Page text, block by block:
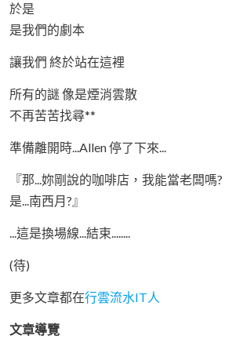
於是
是我們的劇本
讓我們 終於站在這裡
所有的謎 像是煙消雲散
不再苦苦找尋**
準備離開時...Allen 停了下來...
『那...妳剛說的咖啡店，我能當老闆嗎?
是...南西月?』
...這是換場線...結束........
(待)
更多文章都在行雲流水IT人
文章導覽